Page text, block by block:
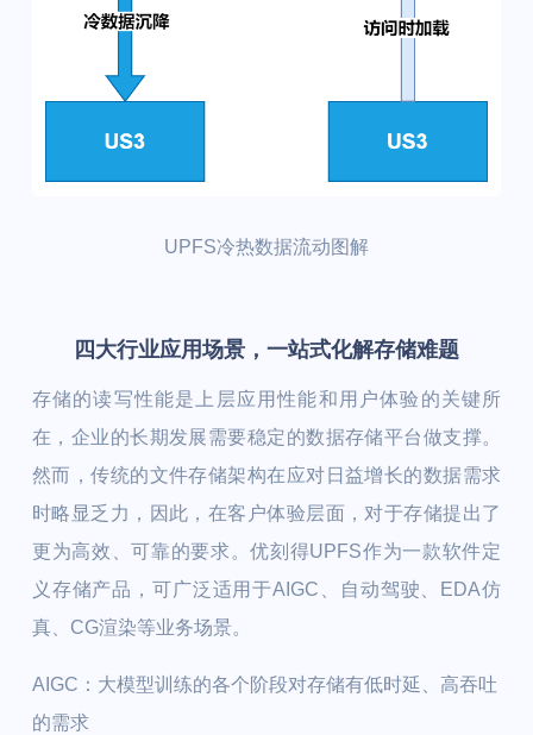
UPFS冷热数据流动图解
四大行业应用场景，一站式化解存储难题
存储的读写性能是上层应用性能和用户体验的关键所
在，企业的长期发展需要稳定的数据存储平台做支撑。
然而，传统的文件存储架构在应对日益增长的数据需求
时略显乏力，因此，在客户体验层面，对于存储提出了
更为高效、可靠的要求。优刻得UPFS作为一款软件定
义存储产品，可广泛适用于AIGC、自动驾驶、EDA仿
真、CG渲染等业务场景。
AIGC：大模型训练的各个阶段对存储有低时延、高吞吐
的需求